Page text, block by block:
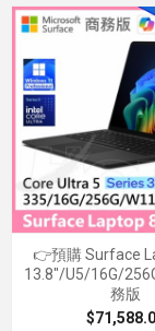
👉預購 Surface
13.8"/U5/16G/
務版